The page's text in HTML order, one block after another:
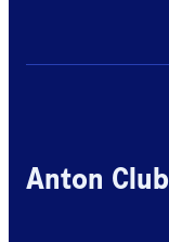
Anton Club